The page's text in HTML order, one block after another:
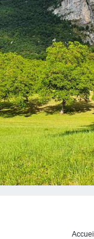
Accueil